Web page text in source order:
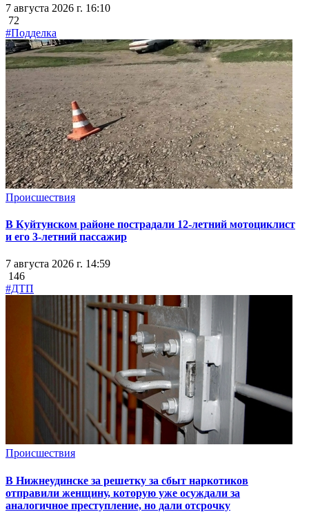
7 августа 2026 г. 16:10
72
#Подделка
Происшествия
В Куйтунском районе пострадали 12-летний мотоциклист
и его 3-летний пассажир
7 августа 2026 г. 14:59
146
#ДТП
Происшествия
В Нижнеудинске за решетку за сбыт наркотиков
отправили женщину, которую уже осуждали за
аналогичное преступление, но дали отсрочку